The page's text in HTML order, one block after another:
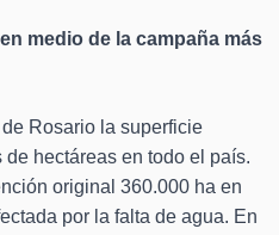
medio de la campaña más
Rosario la superficie
hectáreas en todo el país.
original 360.000 ha en
por la falta de agua. En